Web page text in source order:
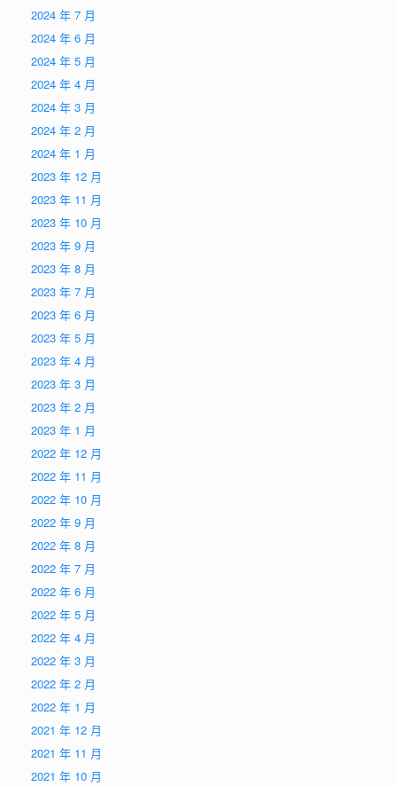
2024 年 7 月
2024 年 6 月
2024 年 5 月
2024 年 4 月
2024 年 3 月
2024 年 2 月
2024 年 1 月
2023 年 12 月
2023 年 11 月
2023 年 10 月
2023 年 9 月
2023 年 8 月
2023 年 7 月
2023 年 6 月
2023 年 5 月
2023 年 4 月
2023 年 3 月
2023 年 2 月
2023 年 1 月
2022 年 12 月
2022 年 11 月
2022 年 10 月
2022 年 9 月
2022 年 8 月
2022 年 7 月
2022 年 6 月
2022 年 5 月
2022 年 4 月
2022 年 3 月
2022 年 2 月
2022 年 1 月
2021 年 12 月
2021 年 11 月
2021 年 10 月